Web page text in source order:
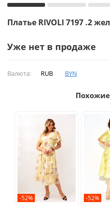
Платье RIVOLI 7197 .2
Уже нет в продаже
Валюта: RUB BYN
-52% -52%